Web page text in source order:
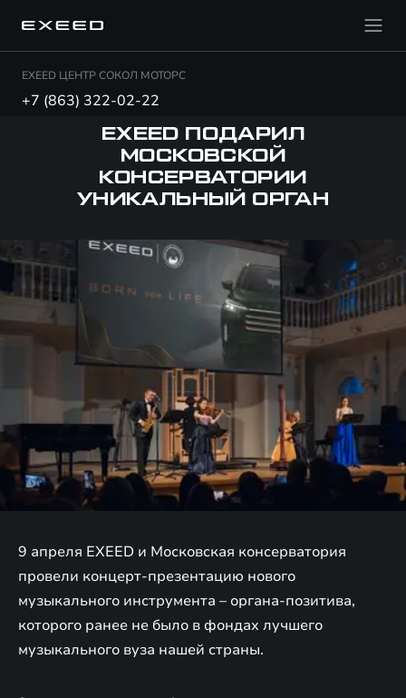
EXEED ЦЕНТР СОКОЛ МОТОРС
+7 (863) 322-02-22
EXEED ПОДАРИЛ
МОСКОВСКОЙ
КОНСЕРВАТОРИИ
УНИКАЛЬНЫЙ ОРГАН
9 апреля EXEED и Московская консерватория
провели концерт-презентацию нового
музыкального инструмента – органа-позитива,
которого ранее не было в фондах лучшего
музыкального вуза нашей страны.